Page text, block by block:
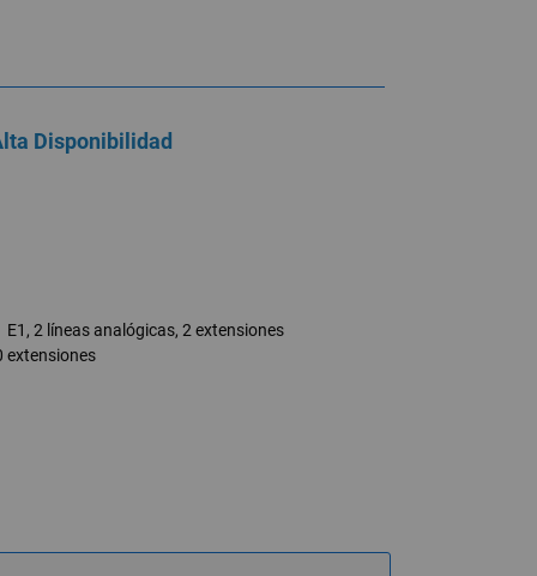
Disponibilidad
2 líneas analógicas, 2 extensiones
extensiones